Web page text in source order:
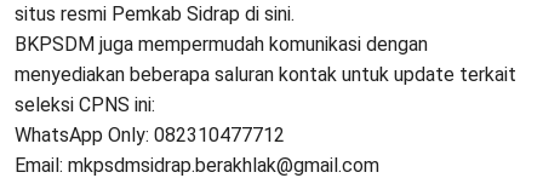
situs resmi Pemkab Sidrap di sini.
BKPSDM juga mempermudah komunikasi dengan
menyediakan beberapa saluran kontak untuk update terkait
seleksi CPNS ini:
WhatsApp Only: 082310477712
Email: mkpsdmsidrap.berakhlak@gmail.com